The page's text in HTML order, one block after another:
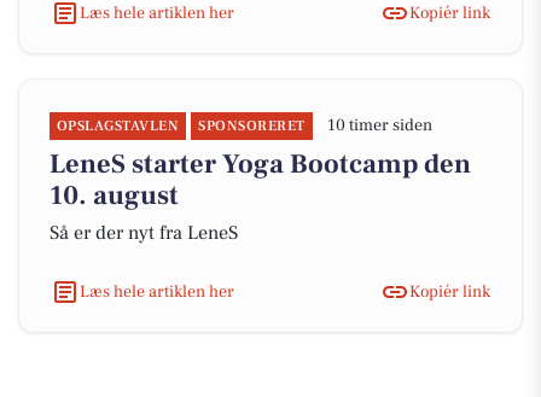
Læs hele artiklen her Kopiér link
OPSLAGSTAVLEN SPONSORERET 10 timer siden
LeneS starter Yoga Bootcamp den
10. august
Så er der nyt fra LeneS
Læs hele artiklen her Kopiér link